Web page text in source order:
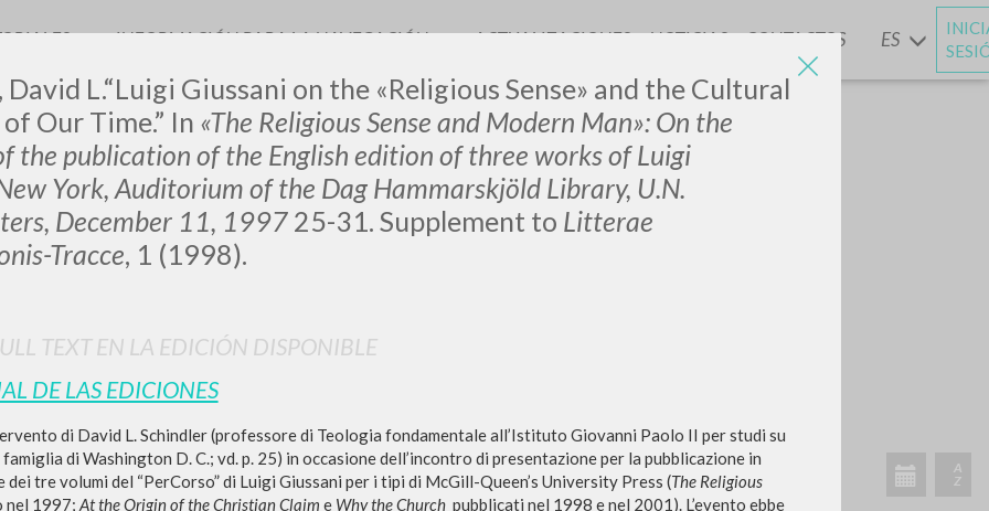
David L.“Luigi Giussani on the «Religious Sense» and the Cultural
Our Time.” In «The Religious Sense and Modern Man»: On the
the publication of the English edition of three works of Luigi
York, Auditorium of the Dag Hammarskjöld Library, U.N.
December 11, 199725-31. Supplement to Litterae
Tracce, 1 (1998).
TEXT EN LA EDICIÓN DISPONIBLE
DE LAS EDICIONES
di David L. Schindler (professore di Teologia fondamentale all’Istituto Giovanni Paolo II per studi su
di Washington D. C.; vd. p. 25) in occasione dell’incontro di presentazione per la pubblicazione in
dei tre volumi del “PerCorso” di Luigi Giussani per i tipi di McGill-Queen’s University Press (The Religious
nel 1997; At the Origin of the Christian Claim e Why the Church pubblicati nel 1998 e nel 2001). L’evento ebbe
scritti
INFORMACIÓN PARA LA NAVEGACIÓN ACTUALIZACIONESYNOTICIAS CONTACTOS ES